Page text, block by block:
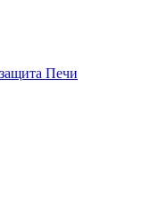
Печи